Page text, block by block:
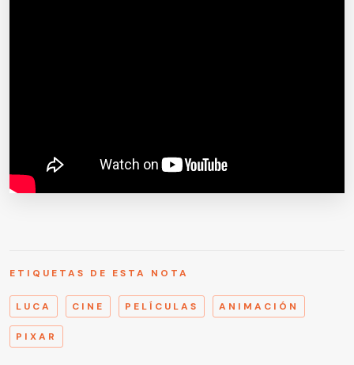
ETIQUETAS DE ESTA NOTA
LUCA CINE PELÍCULAS ANIMACIÓN
PIXAR